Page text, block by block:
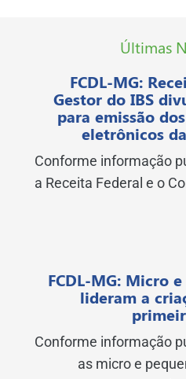
Últimas
FCDL-MG:
Gestor do IBS
para emissão
eletrônicos
Conforme informação
a Receita Federal e o
FCDL-MG: Micro
lideram a
Conforme informação
as micro e